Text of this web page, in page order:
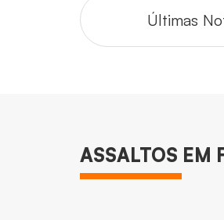
Últimas
ASSALTOS EM